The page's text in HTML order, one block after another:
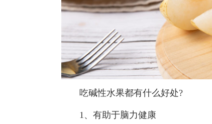
吃碱性水果都有什么好处?
1、有助于脑力健康